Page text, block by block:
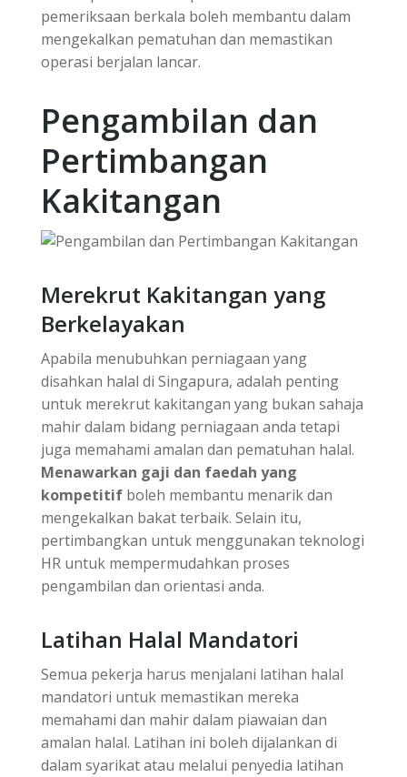
pemeriksaan berkala boleh membantu dalam
mengekalkan pematuhan dan memastikan
operasi berjalan lancar.
Pengambilan dan
Pertimbangan
Kakitangan
Merekrut Kakitangan yang
Berkelayakan
Apabila menubuhkan perniagaan yang
disahkan halal di Singapura, adalah penting
untuk merekrut kakitangan yang bukan sahaja
mahir dalam bidang perniagaan anda tetapi
juga memahami amalan dan pematuhan halal.
Menawarkan gaji dan faedah yang
kompetitifboleh membantu menarik dan
mengekalkan bakat terbaik. Selain itu,
pertimbangkan untuk menggunakan teknologi
HR untuk mempermudahkan proses
pengambilan dan orientasi anda.
Latihan Halal Mandatori
Semua pekerja harus menjalani latihan halal
mandatori untuk memastikan mereka
memahami dan mahir dalam piawaian dan
amalan halal. Latihan ini boleh dijalankan di
dalam syarikat atau melalui penyedia latihan